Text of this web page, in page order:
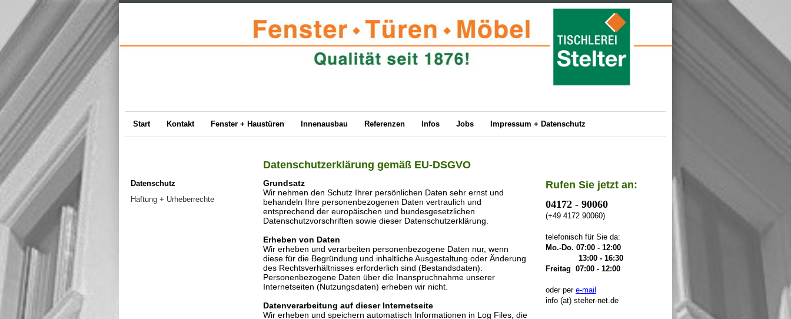
Start Kontakt Fenster + Haustüren Innenausbau Referenzen Infos Jobs Impressum + Datenschutz
Datenschutz
Haftung + Urheberrechte
Datenschutzerklärung gemäß EU-DSGVO
Grundsatz
Wir nehmen den Schutz Ihrer persönlichen Daten sehr ernst und
behandeln Ihre personenbezogenen Daten vertraulich und
entsprechend der europäischen und bundesgesetzlichen
Datenschutzvorschriften sowie dieser Datenschutzerklärung.
Erheben von Daten
Wir erheben und verarbeiten personenbezogene Daten nur, wenn
diese für die Begründung und inhaltliche Ausgestaltung oder Änderung
des Rechtsverhältnisses erforderlich sind (Bestandsdaten).
Personenbezogene Daten über die Inanspruchnahme unserer
Internetseiten (Nutzungsdaten) erheben wir nicht.
Datenverarbeitung auf dieser Internetseite
Wir erheben und speichern automatisch Informationen in Log Files, die
Rufen Sie jetzt an:
04172 - 90060
(+49 4172 90060)
telefonisch für Sie da:
Mo.-Do. 07:00 - 12:00
13:00 - 16:30
Freitag 07:00 - 12:00
oder per e-mail
info (at) stelter-net.de